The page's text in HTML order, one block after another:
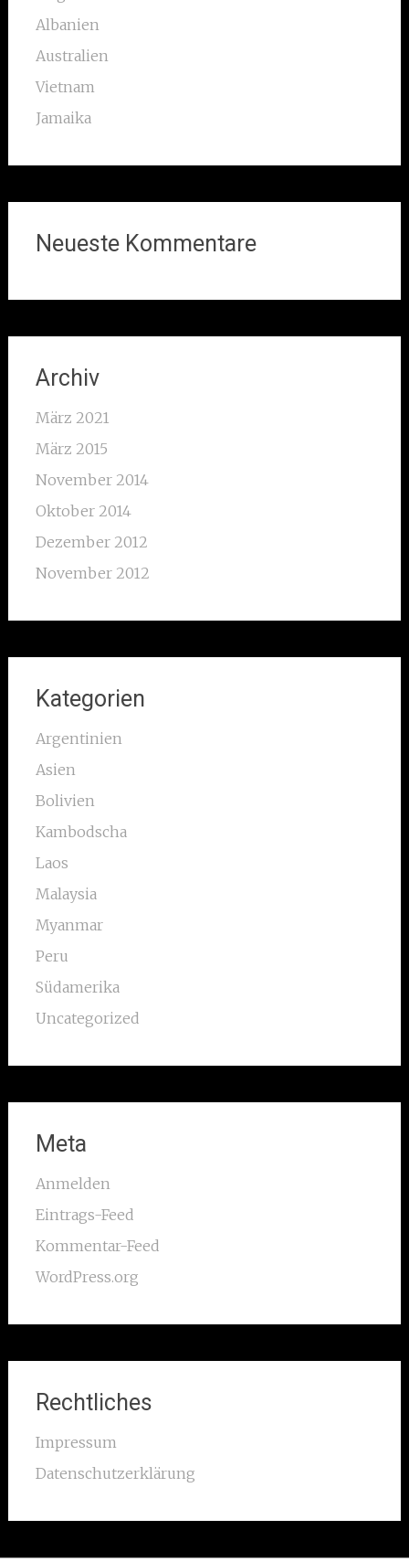
Albanien
Australien
Vietnam
Jamaika
Neueste Kommentare
Archiv
März 2021
März 2015
November 2014
Oktober 2014
Dezember 2012
November 2012
Kategorien
Argentinien
Asien
Bolivien
Kambodscha
Laos
Malaysia
Myanmar
Peru
Südamerika
Uncategorized
Meta
Anmelden
Eintrags-Feed
Kommentar-Feed
WordPress.org
Rechtliches
Impressum
Datenschutzerklärung